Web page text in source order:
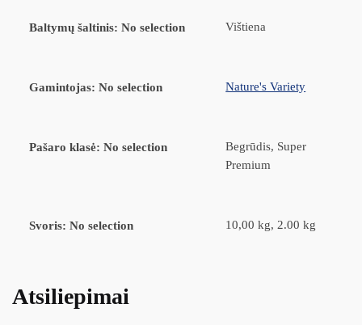
Baltymų šaltinis: No selection Vištiena
Gamintojas: No selection Nature's Variety
Pašaro klasė: No selection
Begrūdis, Super
Premium
Svoris: No selection 10,00 kg, 2.00 kg
Atsiliepimai